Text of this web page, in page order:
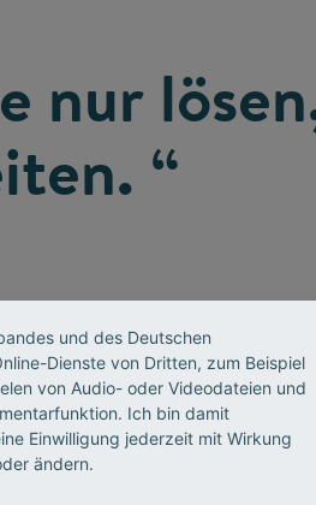
nur
“
Gegensätze, sagt
und zukunftsfähig
viel besser erreicht
und des Deutschen
Dienste von Dritten, zum Beispiel
von Audio- oder Videodateien und
Ich bin damit
Einwilligung jederzeit mit Wirkung
ändern.